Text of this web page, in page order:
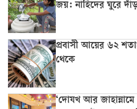
জয়: নাহিদের ঘুরে
প্রবাসী আয়ের ৬২
থেকে
‘দোযখ আর